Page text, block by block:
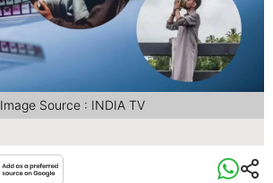
Image Source : INDIA TV